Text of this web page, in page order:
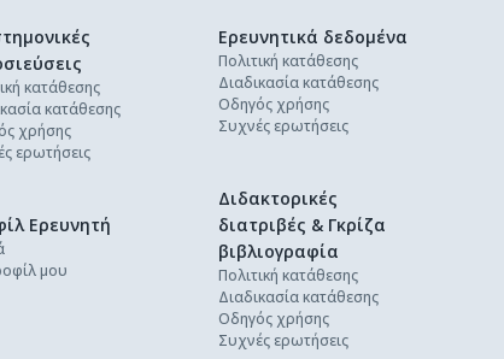
κατάθεσης
κατάθεσης
χρήσης
ερωτήσεις
Ερευνητικά δεδομένα
Πολιτική κατάθεσης
Διαδικασία κατάθεσης
Οδηγός χρήσης
Συχνές ερωτήσεις
Διδακτορικές
διατριβές & Γκρίζα
βιβλιογραφία
Πολιτική κατάθεσης
Διαδικασία κατάθεσης
Οδηγός χρήσης
Συχνές ερωτήσεις
Ερευνητή
μου